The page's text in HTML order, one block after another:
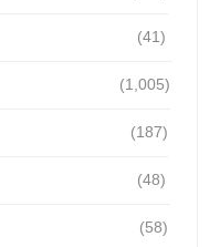
(41)
(1,005)
(187)
(48)
(58)